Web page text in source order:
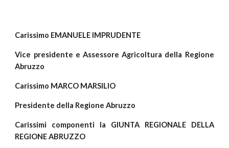
Carissimo EMANUELE IMPRUDENTE
Vice presidente e Assessore Agricoltura della Regione
Abruzzo
Carissimo MARCO MARSILIO
Presidente della Regione Abruzzo
Carissimi componenti la GIUNTA REGIONALE DELLA
REGIONE ABRUZZO